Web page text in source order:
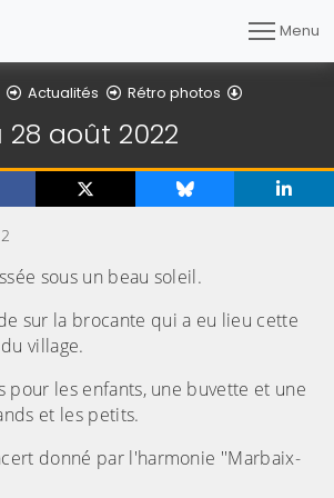
Menu
Actualités Rétro photos
août 2022
sous un beau soleil.
sur la brocante qui a eu lieu cette
village.
pour les enfants, une buvette et une
et les petits.
donné par l'harmonie ''Marbaix-